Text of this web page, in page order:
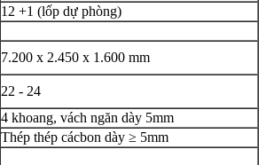
12 +1 (lốp dự phòng)
7.200 x 2.450 x 1.600 mm
22 - 24
4 khoang, vách ngăn dày 5mm
Thép thép cácbon dày ≥ 5mm